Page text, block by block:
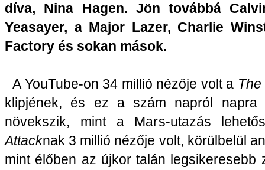
díva, Nina Hagen. Jön továbbá
Yeasayer, a Major Lazer, Charlie
Factory és sokan mások.
A YouTube-on 34 millió nézője volt a The
klipjének, és ez a szám napról napra
növekszik, mint a Mars-utazás
Attacknak 3 millió nézője volt, körülbelül
mint élőben az újkor talán legsikeresebb